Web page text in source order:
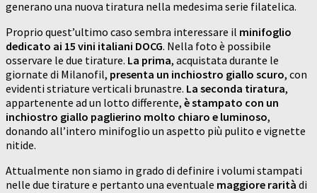
generano una nuova tiratura nella medesima serie filatelica.
Proprio quest’ultimo caso sembra interessare il minifoglio
dedicato ai 15 vini italiani DOCG. Nella foto è possibile
osservare le due tirature. La prima, acquistata durante le
giornate di Milanofil, presenta un inchiostro giallo scuro, con
evidenti striature verticali brunastre. La seconda tiratura,
appartenente ad un lotto differente, è stampato con un
inchiostro giallo paglierino molto chiaro e luminoso,
donando all’intero minifoglio un aspetto più pulito e vignette
nitide.
Attualmente non siamo in grado di definire i volumi stampati
nelle due tirature e pertanto una eventuale maggiore rarità di